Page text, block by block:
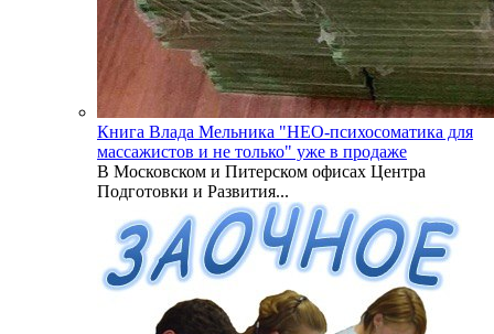
Книга Влада Мельника "НЕО-психосоматика для
массажистов и не только" уже в продаже
В Московском и Питерском офисах Центра
Подготовки и Развития...